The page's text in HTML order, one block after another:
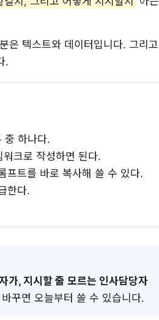
은 텍스트와 데이터입니다. 그리고
.
중 하나다.
크로 작성하면 된다.
프트를 바로 복사해 쓸 수 있다.
한다.
가, 지시할 줄 모르는 인사담당자
꾸면 오늘부터 쓸 수 있습니다.